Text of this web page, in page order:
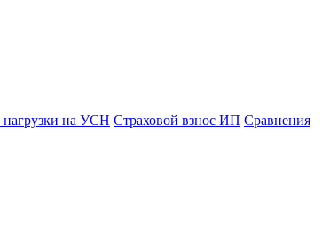
нагрузки на УСН Страховой взнос ИП Сравнения